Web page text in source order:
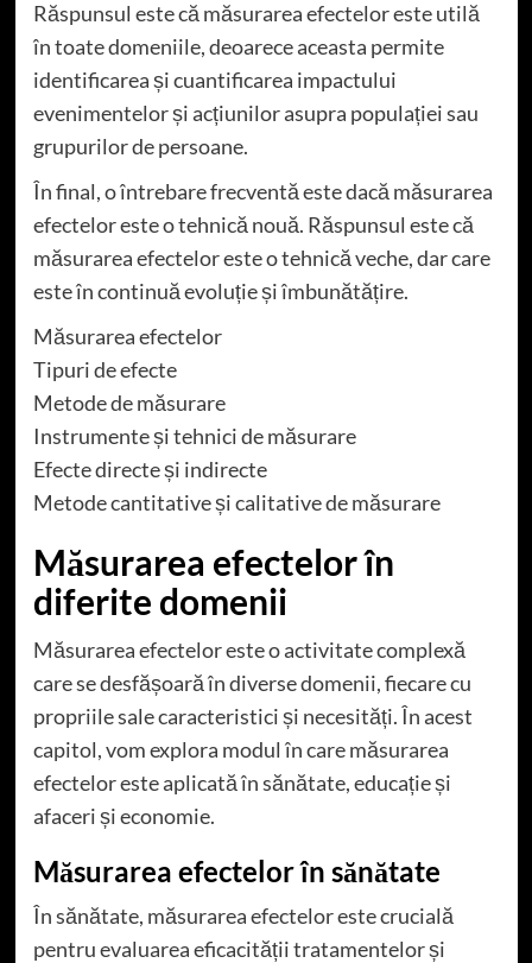
Răspunsul este că măsurarea efectelor este utilă
în toate domeniile, deoarece aceasta permite
identificarea și cuantificarea impactului
evenimentelor și acțiunilor asupra populației sau
grupurilor de persoane.
În final, o întrebare frecventă este dacă măsurarea
efectelor este o tehnică nouă. Răspunsul este că
măsurarea efectelor este o tehnică veche, dar care
este în continuă evoluție și îmbunătățire.
Măsurarea efectelor
Tipuri de efecte
Metode de măsurare
Instrumente și tehnici de măsurare
Efecte directe și indirecte
Metode cantitative și calitative de măsurare
Măsurarea efectelor în
diferite domenii
Măsurarea efectelor este o activitate complexă
care se desfășoară în diverse domenii, fiecare cu
propriile sale caracteristici și necesități. În acest
capitol, vom explora modul în care măsurarea
efectelor este aplicată în sănătate, educație și
afaceri și economie.
Măsurarea efectelor în sănătate
În sănătate, măsurarea efectelor este crucială
pentru evaluarea eficacității tratamentelor și